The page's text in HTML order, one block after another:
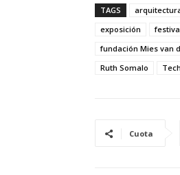
TAGS
exposición
fundación Mies van
Ruth Somalo
Cuota